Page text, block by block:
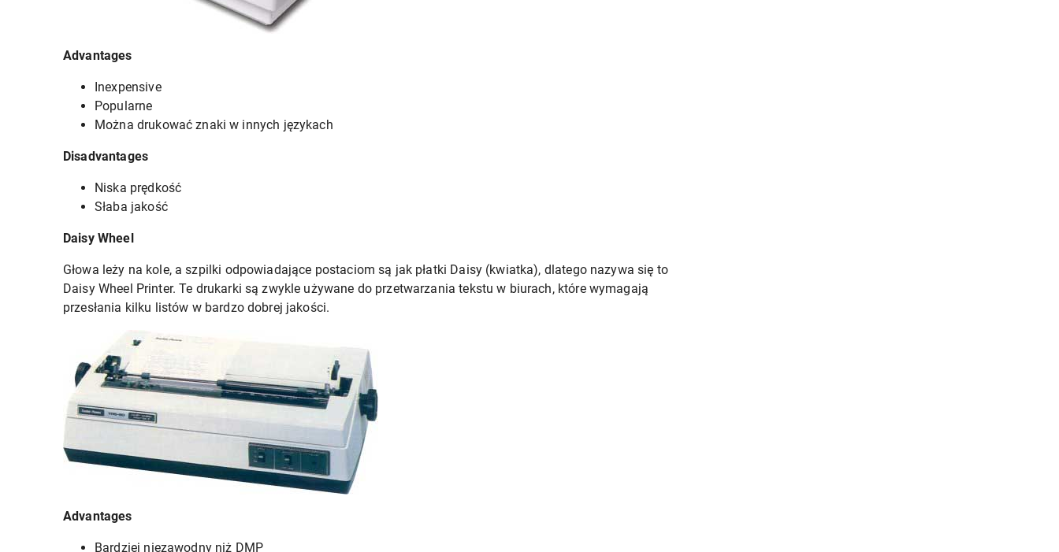
Advantages
Inexpensive
Popularne
Można drukować znaki w innych językach
Disadvantages
Niska prędkość
Słaba jakość
Daisy Wheel
Głowa leży na kole, a szpilki odpowiadające postaciom są jak płatki Daisy (kwiatka), dlatego nazywa się to
Daisy Wheel Printer. Te drukarki są zwykle używane do przetwarzania tekstu w biurach, które wymagają
przesłania kilku listów w bardzo dobrej jakości.
Advantages
Bardziej niezawodny niż DMP